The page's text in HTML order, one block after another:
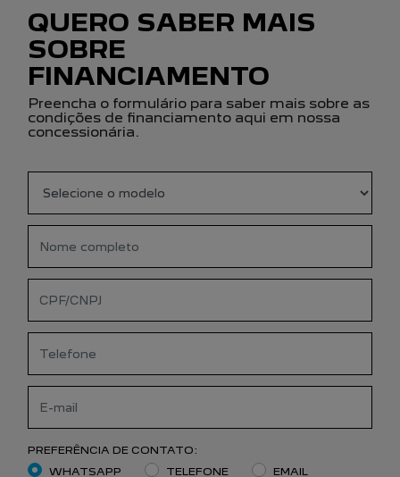
QUERO SABER MAIS
SOBRE
FINANCIAMENTO
Preencha o formulário para saber mais sobre as
condições de financiamento aqui em nossa
concessionária.
PREFERÊNCIA DE CONTATO:
WHATSAPP
TELEFONE EMAIL